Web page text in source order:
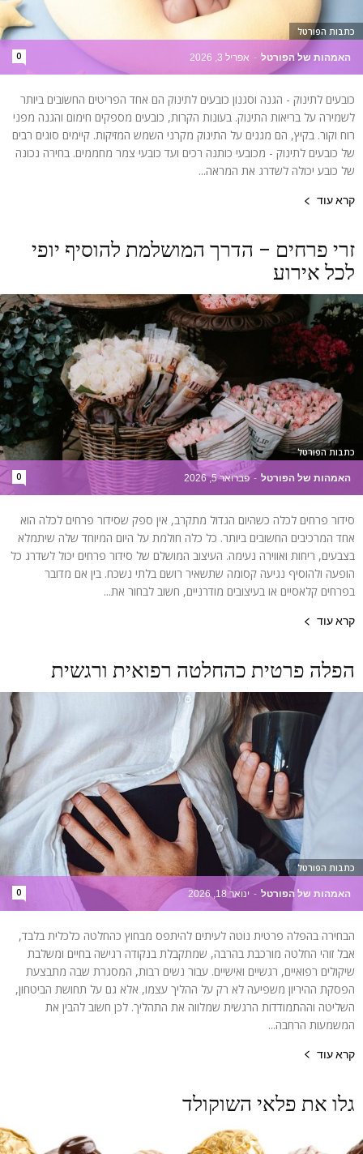
האמהות של הפורטל - אפריל 3, 2026 0
כתבות הפורטל
כובעים לתינוק - הגנה וסגנון כובעים לתינוק הם אחד הפריטים החשובים ביותר
לשמירה על בריאות התינוק. בעונות הקרות, כובעים מספקים חימום והגנה מפני
רוח וקור. בקיץ, הם מגנים על התינוק מקרני השמש המזיקות. קיימים סוגים רבים
של כובעים לתינוק - מכובעי כותנה רכים ועד כובעי צמר מחממים. בחירה נכונה
של כובע יכולה לשדרג את המראה...
קרא עוד
זרי פרחים – הדרך המושלמת להוסיף יופי
לכל אירוע
האמהות של הפורטל - פברואר 5, 2026 0
כתבות הפורטל
סידור פרחים לכלה כשהיום הגדול מתקרב, אין ספק שסידור פרחים לכלה הוא
אחד המרכיבים החשובים ביותר. כל כלה חולמת על היום המיוחד שלה שיתמלא
בצבעים, ריחות ואווירה נעימה. העיצוב המושלם של סידור פרחים יכול לשדרג כל
הופעה ולהוסיף נגיעה קסומה שתשאיר רושם בלתי נשכח. בין אם מדובר
בפרחים קלאסיים או בעיצובים מודרניים, חשוב לבחור את...
קרא עוד
הפלה פרטית כהחלטה רפואית ורגשית
האמהות של הפורטל - ינואר 18, 2026 0
כתבות הפורטל
הבחירה בהפלה פרטית נוטה לעיתים להיתפס מבחוץ כהחלטה כלכלית בלבד,
אבל זוהי החלטה מורכבת בהרבה, שמתקבלת בנקודה רגישה בחיים ומשלבת
שיקולים רפואיים, רגשיים ואישיים. עבור נשים רבות, המסגרת שבה מתבצעת
הפסקת ההיריון משפיעה לא רק על ההליך עצמו, אלא גם על תחושת הביטחון,
השליטה וההתמודדות הרגשית שמלווה את התהליך. לכן חשוב להבין את
המשמעות הרחבה...
קרא עוד
גלו את פלאי השוקולד